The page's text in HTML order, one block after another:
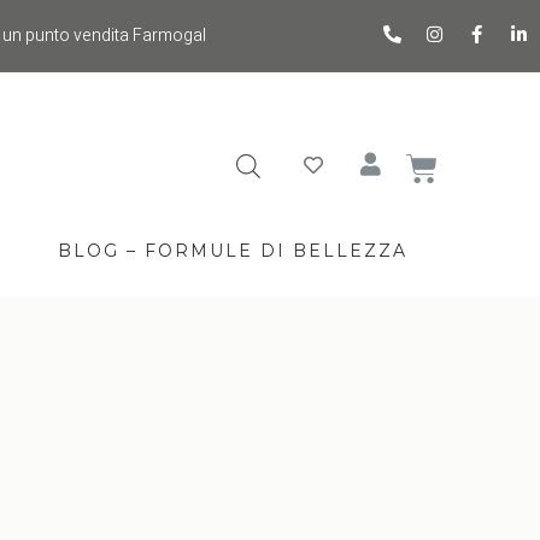
punto vendita Farmogal
BLOG – FORMULE DI BELLEZZA